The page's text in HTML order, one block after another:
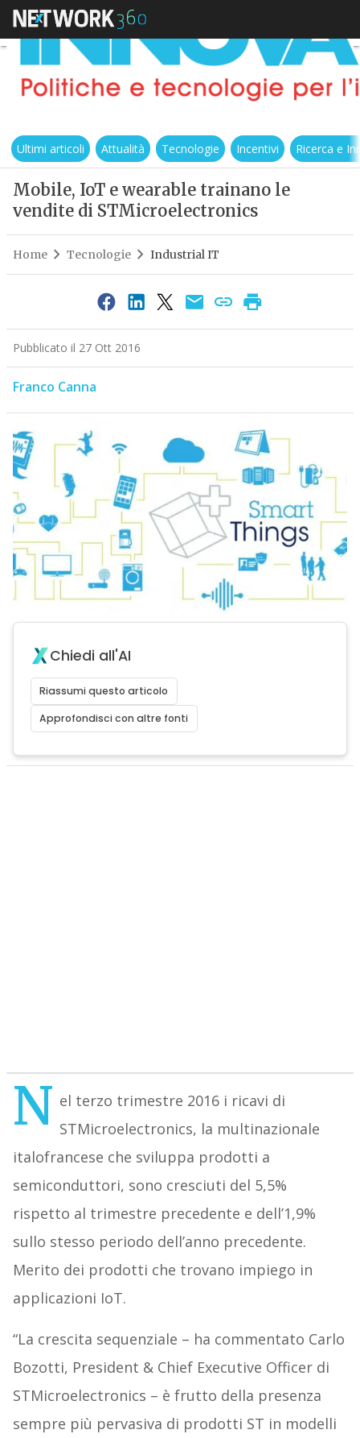
Ultimi articoli Attualità Tecnologie Incentivi Ricerca e
Mobile, IoT e wearable trainano le
vendite di STMicroelectronics
Home Tecnologie Industrial IT
Pubblicato il 27 Ott 2016
Franco Canna
Chiedi all'AI
Riassumi questo articolo
Approfondisci con altre fonti
N el terzo trimestre 2016 i ricavi di
STMicroelectronics, la multinazionale
italofrancese che sviluppa prodotti a
semiconduttori, sono cresciuti del 5,5%
rispetto al trimestre precedente e dell’1,9%
sullo stesso periodo dell’anno precedente.
Merito dei prodotti che trovano impiego in
applicazioni IoT.
“La crescita sequenziale – ha commentato Carlo
Bozotti, President & Chief Executive Officer di
STMicroelectronics – è frutto della presenza
sempre più pervasiva di prodotti ST in modelli